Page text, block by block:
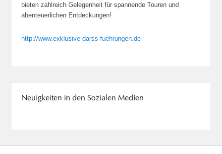
bieten zahlreich Gelegenheit für spannende Touren und
abenteuerlichen Entdeckungen!
http://www.exklusive-darss-fuehrungen.de
Neuigkeiten in den Sozialen Medien